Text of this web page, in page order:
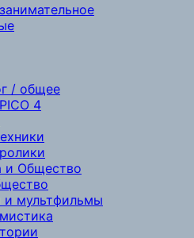
/ общее
4
и Общество
и мультфильмы